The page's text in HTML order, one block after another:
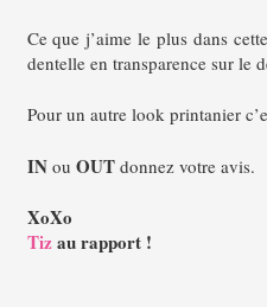
Ce que j’aime le plus dans
dentelle en transparence sur le
Pour un autre look printanier
INou OUTdonnez votre avis.
XoXo
Tizau rapport !